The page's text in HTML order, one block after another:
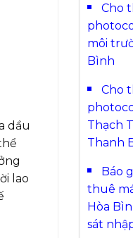
dầu
lao
Cho
môi
Bình
Cho
Thạch
Thanh
Báo
thuê
Hòa
sát